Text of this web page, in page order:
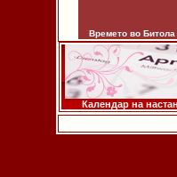
Времето во Битола
Календар на